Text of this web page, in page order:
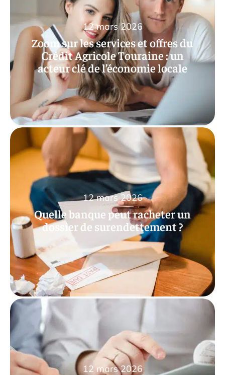
Zoom sur les services et offres du
Crédit Agricole Touraine : un
acteur clé de l’économie locale
12 mars 2026
Quelle banque peut racheter un
dossier de surendettement ?
12 mars 2026
12 mars 2026